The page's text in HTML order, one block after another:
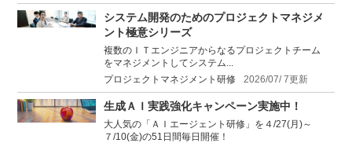
システム開発のためのプロジェクトマネジメ
ント極意シリーズ
複数のＩＴエンジニアからなるプロジェクトチーム
をマネジメントしてシステム...
プロジェクトマネジメント研修
2026/07/ 7更新
生成ＡＩ実践強化キャンペーン実施中！
大人気の「ＡＩエージェント研修」を４/27(月)～
７/10(金)の51日間毎日開催！